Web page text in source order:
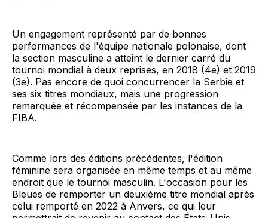
Un engagement représenté par de bonnes
performances de l'équipe nationale polonaise, dont
la section masculine a atteint le dernier carré du
tournoi mondial à deux reprises, en 2018 (4e) et 2019
(3e). Pas encore de quoi concurrencer la Serbie et
ses six titres mondiaux, mais une progression
remarquée et récompensée par les instances de la
FIBA.
Comme lors des éditions précédentes, l'édition
féminine sera organisée en même temps et au même
endroit que le tournoi masculin. L'occasion pour les
Bleues de remporter un deuxième titre mondial après
celui remporté en 2022 à Anvers, ce qui leur